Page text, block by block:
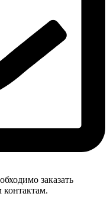
заказать
контактам.